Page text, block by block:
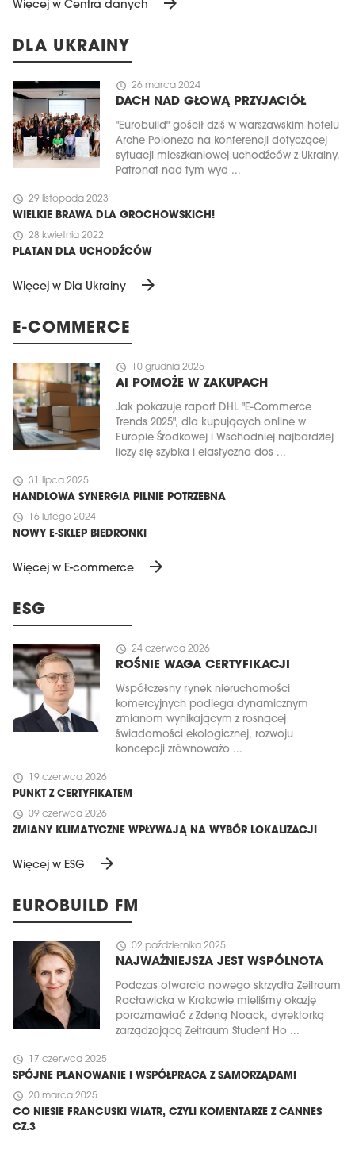
Więcej w Centra danych
DLA UKRAINY
schedule 26 marca 2024
DACH NAD GŁOWĄ PRZYJACIÓŁ
"Eurobuild" gościł dziś w warszawskim hotelu
Arche Poloneza na konferencji dotyczącej
sytuacji mieszkaniowej uchodźców z Ukrainy.
Patronat nad tym wyd ...
schedule 29 listopada 2023
WIELKIE BRAWA DLA GROCHOWSKICH!
schedule 28 kwietnia 2022
PLATAN DLA UCHODŹCÓW
Więcej w Dla Ukrainy arrow_forward
E-COMMERCE
schedule 10 grudnia 2025
AI POMOŻE W ZAKUPACH
Jak pokazuje raport DHL "E-Commerce
Trends 2025", dla kupujących online w
Europie Środkowej i Wschodniej najbardziej
liczy się szybka i elastyczna dos ...
schedule 31 lipca 2025
HANDLOWA SYNERGIA PILNIE POTRZEBNA
schedule 16 lutego 2024
NOWY E-SKLEP BIEDRONKI
Więcej w E-commerce arrow_forward
ESG
schedule 24 czerwca 2026
ROŚNIE WAGA CERTYFIKACJI
Współczesny rynek nieruchomości
komercyjnych podlega dynamicznym
zmianom wynikającym z rosnącej
świadomości ekologicznej, rozwoju
koncepcji zrównoważo ...
schedule 19 czerwca 2026
PUNKT Z CERTYFIKATEM
schedule 09 czerwca 2026
ZMIANY KLIMATYCZNE WPŁYWAJĄ NA WYBÓR LOKALIZACJI
Więcej w ESG arrow_forward
EUROBUILD FM
schedule 02 października 2025
NAJWAŻNIEJSZA JEST WSPÓLNOTA
Podczas otwarcia nowego skrzydła Zeitraum
Racławicka w Krakowie mieliśmy okazję
porozmawiać z Zdeną Noack, dyrektorką
zarządzającą Zeitraum Student Ho ...
schedule 17 czerwca 2025
SPÓJNE PLANOWANIE I WSPÓŁPRACA Z SAMORZĄDAMI
schedule 20 marca 2025
CO NIESIE FRANCUSKI WIATR, CZYLI KOMENTARZE Z CANNES
CZ.3